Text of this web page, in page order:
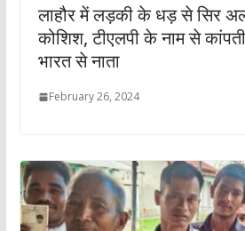
लाहौर में लड़की के धड़ से सिर
कोशिश, टीएलपी के नाम से
भारत से नाता
February 26, 2024